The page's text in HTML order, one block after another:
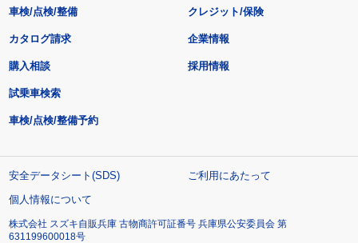
車検/点検/整備 クレジット/保険
カタログ請求
購入相談
試乗車検索
車検/点検/整備予約
企業情報
採用情報
安全データシート(SDS)
ご利用にあたって
個人情報について
株式会社 スズキ自販兵庫 古物商許可証番号 兵庫県公安委員会 第
631199600018号